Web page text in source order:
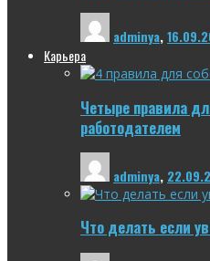
adminya,
Карьера
Четыре правила
работодателем
adminya,
Что делать если